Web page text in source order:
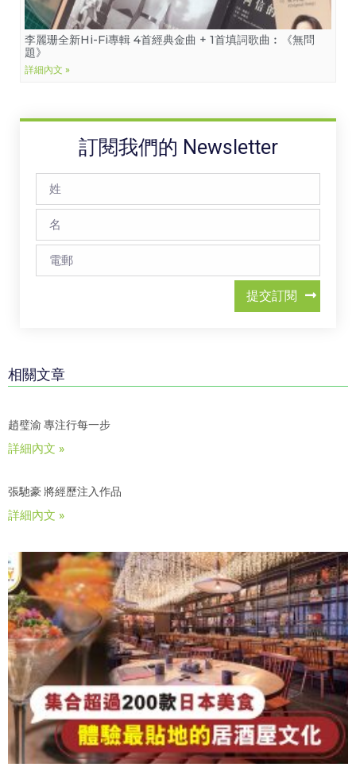
李麗珊全新Hi-Fi專輯 4首經典金曲 + 1首填詞歌曲︰《無問
題》
詳細內文 »
訂閱我們的 Newsletter
提交訂閱
相關文章
趙璧渝 專注行每一步
詳細內文 »
張馳豪 將經歷注入作品
詳細內文 »